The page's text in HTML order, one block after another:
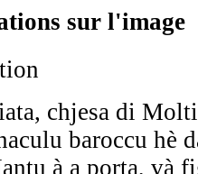
sur l'image
chjesa di
baroccu hè
à a porta, và